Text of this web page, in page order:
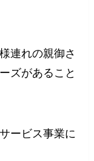
連れの親御さ
ズがあること
ービス事業に